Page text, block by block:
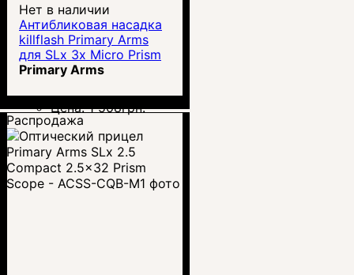
Нет в наличии
Антибликовая насадка
killflash Primary Arms
для SLx 3x Micro Prism
(PA-SLX-3XMP-ARD)
Primary Arms
Цена:1 508грн.
Распродажа